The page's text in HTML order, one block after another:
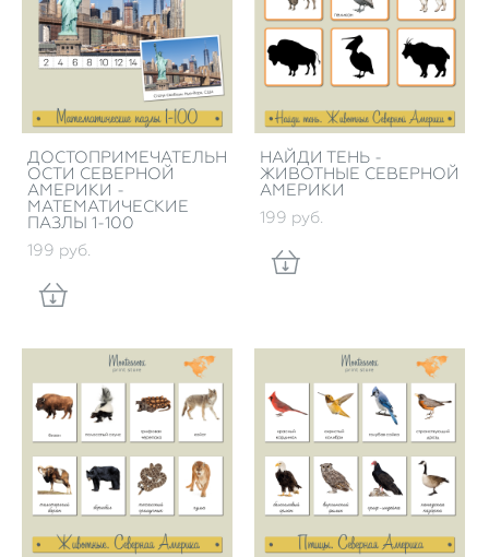
ДОСТОПРИМЕЧАТЕЛЬН
ОСТИ СЕВЕРНОЙ
АМЕРИКИ -
МАТЕМАТИЧЕСКИЕ
ПАЗЛЫ 1-100
199 pуб.
НАЙДИ ТЕНЬ -
ЖИВОТНЫЕ СЕВЕРНОЙ
АМЕРИКИ
199 pуб.